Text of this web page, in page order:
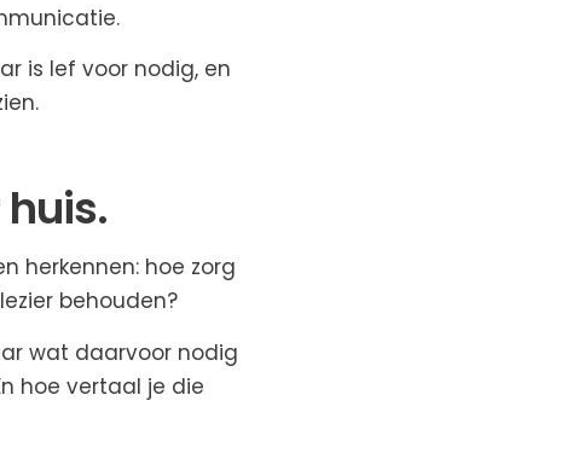
is lef voor nodig, en
herkennen: hoe zorg
behouden?
wat daarvoor nodig
hoe vertaal je die